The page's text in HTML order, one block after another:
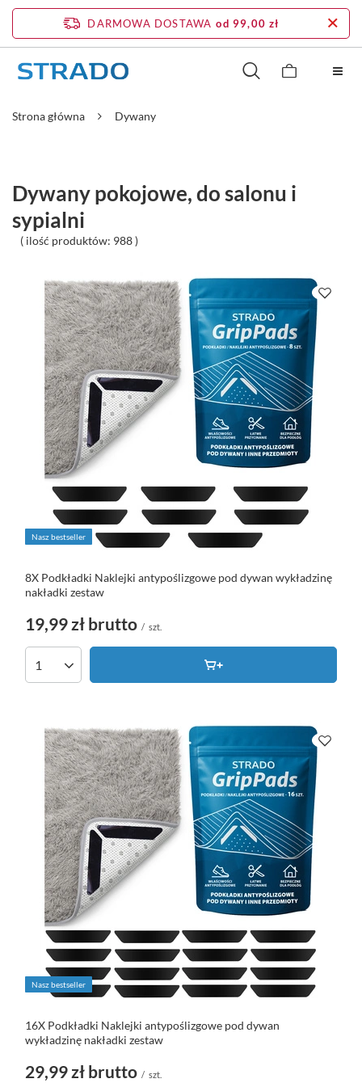
DARMOWA DOSTAWA od 99,00 zł
Strona główna Dywany
Dywany pokojowe, do salonu i
sypialni
( ilość produktów: 988)
Nasz bestseller
8X Podkładki Naklejki antypoślizgowe pod dywan wykładzinę
nakładki zestaw
19,99 zł brutto / szt.
Nasz bestseller
16X Podkładki Naklejki antypoślizgowe pod dywan
wykładzinę nakładki zestaw
29,99 zł brutto / szt.